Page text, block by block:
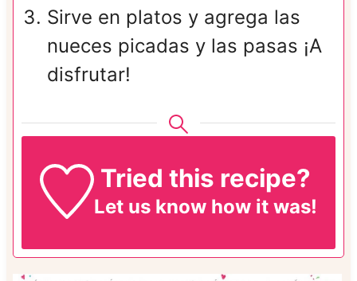
Sirve en platos y agrega las
nueces picadas y las pasas ¡A
disfrutar!
Tried this recipe?
Let us know how it was!